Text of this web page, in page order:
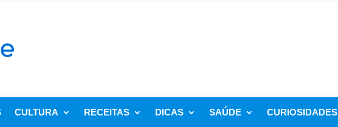
CULTURA RECEITAS DICAS SAÚDE CURIOSIDADES